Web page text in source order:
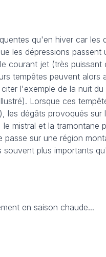
qu'en hiver car les
les dépressions
courant jet (très
tempêtes peuvent
l'exemple de la nuit
Lorsque ces
les dégâts provoqués sur
mistral et la tramontane
passe sur une région
plus importants
en saison chaude...